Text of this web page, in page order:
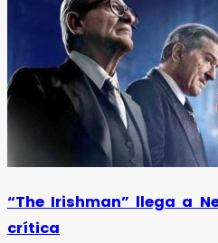
“The Irishman” llega a
crítica